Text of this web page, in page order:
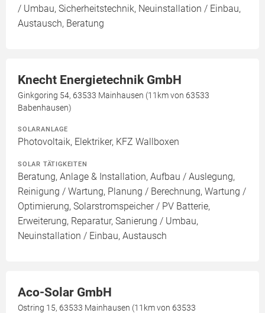
/ Umbau, Sicherheitstechnik, Neuinstallation / Einbau,
Austausch, Beratung
Knecht Energietechnik GmbH
Ginkgoring 54, 63533 Mainhausen (11km von 63533
Babenhausen)
SOLARANLAGE
Photovoltaik, Elektriker, KFZ Wallboxen
SOLAR TÄTIGKEITEN
Beratung, Anlage & Installation, Aufbau / Auslegung,
Reinigung / Wartung, Planung / Berechnung, Wartung /
Optimierung, Solarstromspeicher / PV Batterie,
Erweiterung, Reparatur, Sanierung / Umbau,
Neuinstallation / Einbau, Austausch
Aco-Solar GmbH
Ostring 15, 63533 Mainhausen (11km von 63533